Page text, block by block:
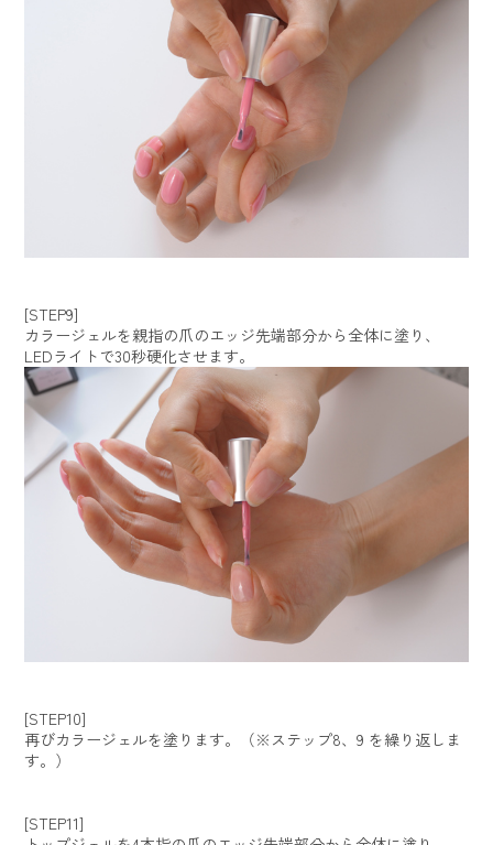
[STEP9]
カラージェルを親指の爪のエッジ先端部分から全体に塗り、
LEDライトで30秒硬化させます。
[STEP10]
再びカラージェルを塗ります。（※ステップ8、9 を繰り返しま
す。）
[STEP11]